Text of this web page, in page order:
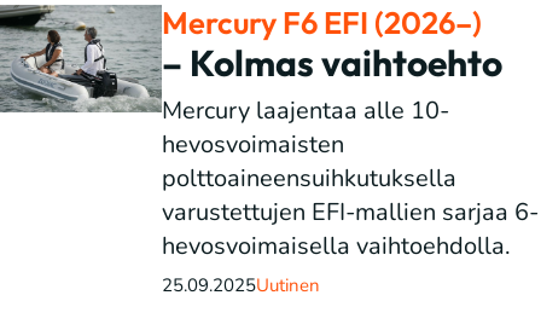
Mercury F6 EFI (2026–)
– Kolmas vaihtoehto
Mercury laajentaa alle 10-
hevosvoimaisten
polttoaineensuihkutuksella
varustettujen EFI-mallien sarjaa 6-
hevosvoimaisella vaihtoehdolla.
25.09.2025Uutinen